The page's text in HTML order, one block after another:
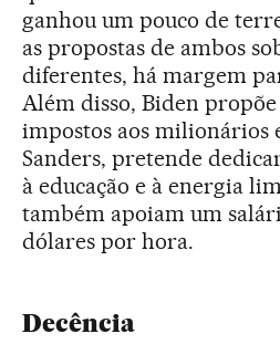
ganhou um pouco de
as propostas de ambos
diferentes, há margem
Além disso, Biden
impostos aos milionários
Sanders, pretende
à educação e à energia
também apoiam um
dólares por hora.
Decência